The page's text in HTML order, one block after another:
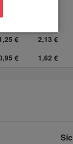
€
€ 2,13 €
€ 1,62 €